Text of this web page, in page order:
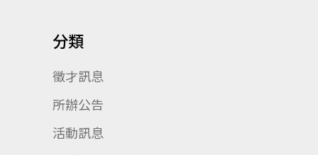
分類
徵才訊息
所辦公告
活動訊息